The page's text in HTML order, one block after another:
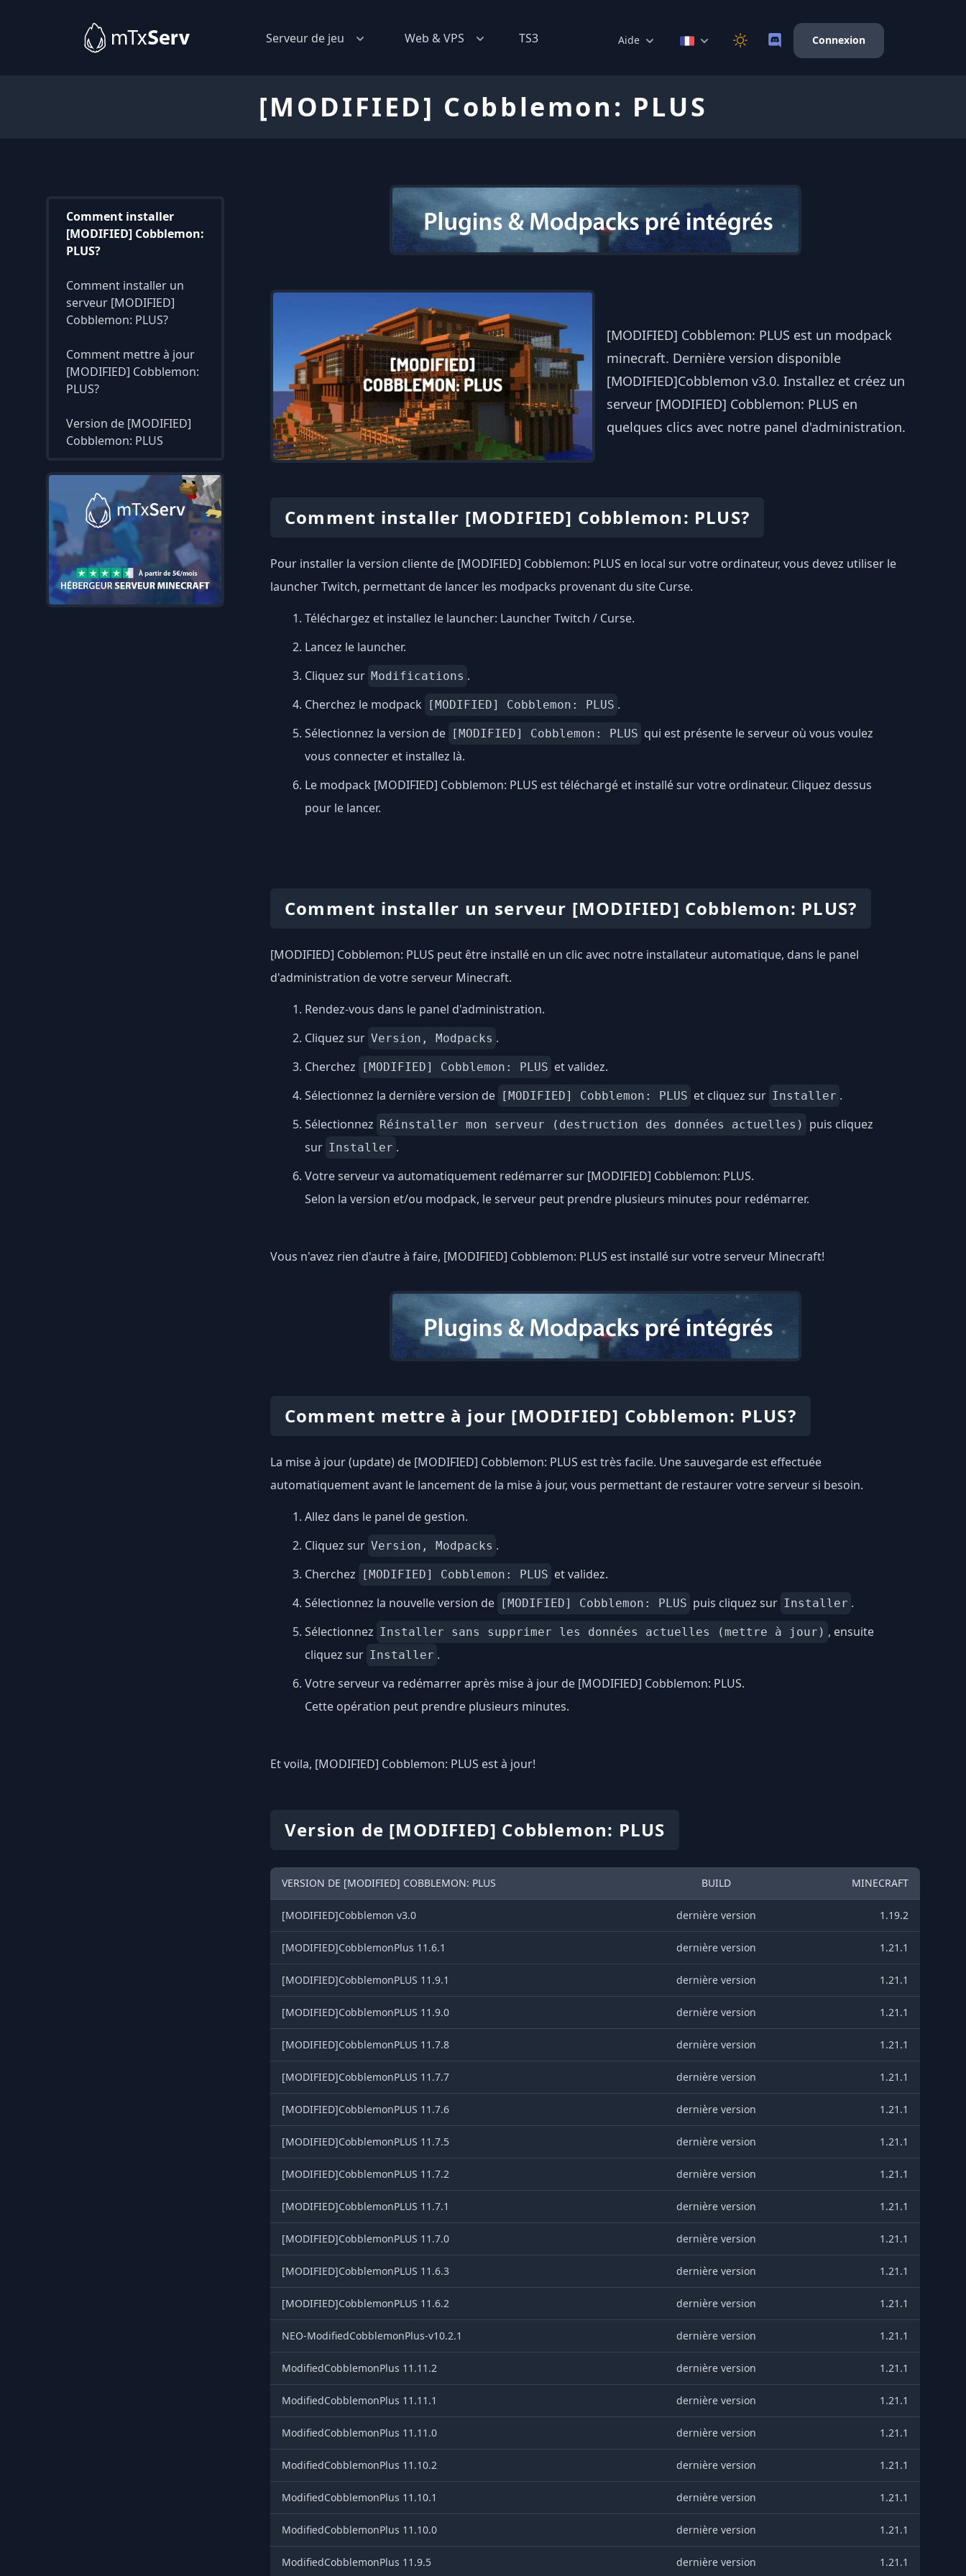
Serveur de jeu Web & VPS TS3 Aide Connexion
[MODIFIED] Cobblemon: PLUS
Comment installer
[MODIFIED] Cobblemon:
PLUS?
Comment installer un
serveur [MODIFIED]
Cobblemon: PLUS?
Comment mettre à jour
[MODIFIED] Cobblemon:
PLUS?
Version de [MODIFIED]
Cobblemon: PLUS
[MODIFIED] Cobblemon: PLUS est un modpack
minecraft. Dernière version disponible
[MODIFIED]Cobblemon v3.0. Installez et créez un
serveur [MODIFIED] Cobblemon: PLUS en
quelques clics avec notre panel d'administration.
Comment installer [MODIFIED] Cobblemon: PLUS?
Pour installer la version cliente de [MODIFIED] Cobblemon: PLUS en local sur votre ordinateur, vous devez utiliser le
launcher Twitch, permettant de lancer les modpacks provenant du site Curse.
Téléchargez et installez le launcher: Launcher Twitch / Curse.
Lancez le launcher.
Cliquez sur Modifications .
Cherchez le modpack
[MODIFIED] Cobblemon: PLUS .
Sélectionnez la version de
[MODIFIED] Cobblemon: PLUS qui est présente le serveur où vous voulez
vous connecter et installez là.
Le modpack [MODIFIED] Cobblemon: PLUS est téléchargé et installé sur votre ordinateur. Cliquez dessus
pour le lancer.
Comment installer un serveur [MODIFIED] Cobblemon: PLUS?
[MODIFIED] Cobblemon: PLUS peut être installé en un clic avec notre installateur automatique, dans le panel
d'administration de votre serveur Minecraft.
Rendez-vous dans le panel d'administration.
Cliquez sur Version, Modpacks .
Cherchez
[MODIFIED] Cobblemon: PLUS et validez.
Sélectionnez la dernière version de
[MODIFIED] Cobblemon: PLUS et cliquez sur Installer .
Sélectionnez Réinstaller mon serveur (destruction des données actuelles)
puis cliquez
sur Installer .
Votre serveur va automatiquement redémarrer sur [MODIFIED] Cobblemon: PLUS.
Selon la version et/ou modpack, le serveur peut prendre plusieurs minutes pour redémarrer.
Vous n'avez rien d'autre à faire, [MODIFIED] Cobblemon: PLUS est installé sur votre serveur Minecraft!
Comment mettre à jour [MODIFIED] Cobblemon: PLUS?
La mise à jour (update) de [MODIFIED] Cobblemon: PLUS est très facile. Une sauvegarde est effectuée
automatiquement avant le lancement de la mise à jour, vous permettant de restaurer votre serveur si besoin.
Allez dans le panel de gestion.
Cliquez sur Version, Modpacks .
Cherchez
[MODIFIED] Cobblemon: PLUS et validez.
Sélectionnez la nouvelle version de
[MODIFIED] Cobblemon: PLUS puis cliquez sur Installer .
Sélectionnez Installer sans supprimer les données actuelles (mettre à jour) , ensuite
cliquez sur Installer .
Votre serveur va redémarrer après mise à jour de [MODIFIED] Cobblemon: PLUS.
Cette opération peut prendre plusieurs minutes.
Et voila, [MODIFIED] Cobblemon: PLUS est à jour!
Version de [MODIFIED] Cobblemon: PLUS
VERSION DE [MODIFIED] COBBLEMON: PLUS BUILD MINECRAFT
[MODIFIED]Cobblemon v3.0 dernière version 1.19.2
[MODIFIED]CobblemonPlus 11.6.1 dernière version 1.21.1
[MODIFIED]CobblemonPLUS 11.9.1 dernière version 1.21.1
[MODIFIED]CobblemonPLUS 11.9.0 dernière version 1.21.1
[MODIFIED]CobblemonPLUS 11.7.8 dernière version 1.21.1
[MODIFIED]CobblemonPLUS 11.7.7 dernière version 1.21.1
[MODIFIED]CobblemonPLUS 11.7.6 dernière version 1.21.1
[MODIFIED]CobblemonPLUS 11.7.5 dernière version 1.21.1
[MODIFIED]CobblemonPLUS 11.7.2 dernière version 1.21.1
[MODIFIED]CobblemonPLUS 11.7.1 dernière version 1.21.1
[MODIFIED]CobblemonPLUS 11.7.0 dernière version 1.21.1
[MODIFIED]CobblemonPLUS 11.6.3 dernière version 1.21.1
[MODIFIED]CobblemonPLUS 11.6.2 dernière version 1.21.1
NEO-ModifiedCobblemonPlus-v10.2.1 dernière version 1.21.1
ModifiedCobblemonPlus 11.11.2 dernière version 1.21.1
ModifiedCobblemonPlus 11.11.1 dernière version 1.21.1
ModifiedCobblemonPlus 11.11.0 dernière version 1.21.1
ModifiedCobblemonPlus 11.10.2 dernière version 1.21.1
ModifiedCobblemonPlus 11.10.1 dernière version 1.21.1
ModifiedCobblemonPlus 11.10.0 dernière version 1.21.1
ModifiedCobblemonPlus 11.9.5 dernière version 1.21.1